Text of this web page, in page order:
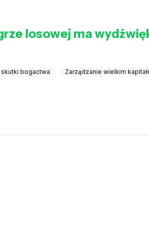
losowej ma
bogactwa Zarządzanie wielkim